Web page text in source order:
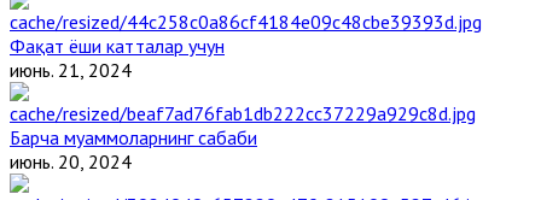
Фақат ёши катталар учун
июнь. 21, 2024
Барча муаммоларнинг сабаби
июнь. 20, 2024